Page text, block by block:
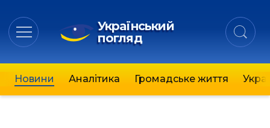
Український
погляд
Новини Аналітика Громадське життя